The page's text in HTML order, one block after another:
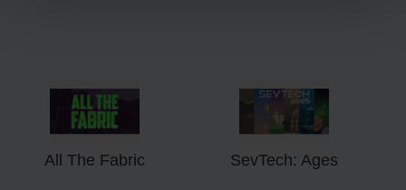
All The Fabric SevTech: Ages